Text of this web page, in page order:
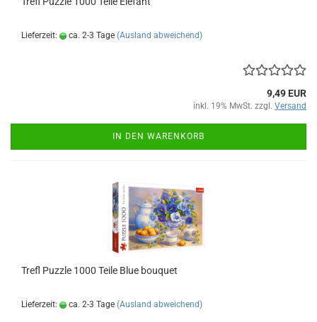
Lieferzeit: ca. 2-3 Tage (Ausland abweichend)
9,49 EUR
inkl. 19% MwSt. zzgl. Versand
IN DEN WARENKORB
Trefl Puz­zle 1000 Teile Blue bou­quet
Lieferzeit: ca. 2-3 Tage (Ausland abweichend)